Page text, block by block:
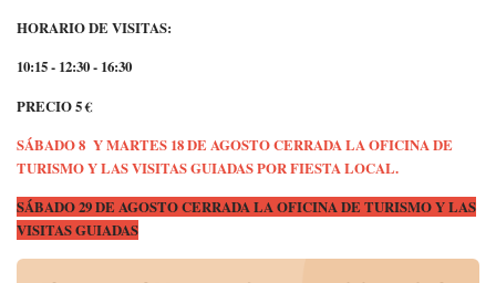
HORARIO DE VISITAS:
10:15 - 12:30 - 16:30
PRECIO 5 €
SÁBADO 8 Y MARTES 18 DE AGOSTO CERRADA LA OFICINA DE
TURISMO Y LAS VISITAS GUIADAS POR FIESTA LOCAL.
SÁBADO 29 DE AGOSTO CERRADA LA OFICINA DE TURISMO Y LAS
VISITAS GUIADAS